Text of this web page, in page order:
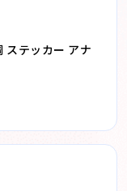
ステッカー アナ